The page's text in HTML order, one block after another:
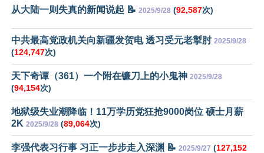
从大陆一则失真的新闻说起 📝 2025/9/28 (92,587次)
中共最高党政机关向新疆发贺电 透习受元老掣肘 2025/9/28
(124,747次)
天下奇谭（361）一个附在镰刀上的小鬼神 2025/9/28
(94,154次)
地狱级失业潮降临！11万学历党狂抢9000岗位 硕士月薪
2K 2025/9/28 (89,064次)
李强代表习行事 习正一步步走入深渊 📝 2025/9/27 (127,152